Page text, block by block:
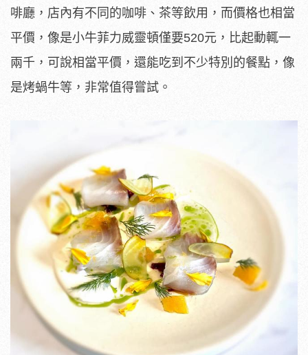
啡廳，店內有不同的咖啡、茶等飲用，而價格也相當
平價，像是小牛菲力威靈頓僅要520元，比起動輒一
兩千，可說相當平價，還能吃到不少特別的餐點，像
是烤蝸牛等，非常值得嘗試。